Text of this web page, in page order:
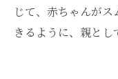
じて、赤ちゃんが
きるように、親とし